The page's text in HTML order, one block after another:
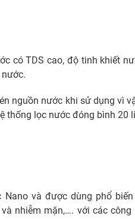
có TDS cao, độ tinh khiết
nguồn nước khi sử dụng vì
thống lọc nước đóng bình 20
Nano và được dùng phổ
nhiễm mặn,…. với các